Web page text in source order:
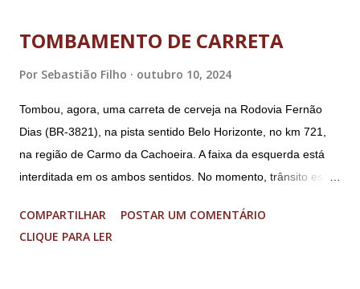
TOMBAMENTO DE CARRETA
Por Sebastião Filho outubro 10, 2024
Tombou, agora, uma carreta de cerveja na Rodovia Fernão
Dias (BR-3821), na pista sentido Belo Horizonte, no km 721,
na região de Carmo da Cachoeira. A faixa da esquerda está
interditada em os ambos sentidos. No momento, trânsito está
Imagens @transitofernaodias *Por Sebastião Filho
COMPARTILHAR
POSTAR UM COMENTÁRIO
CLIQUE PARA LER